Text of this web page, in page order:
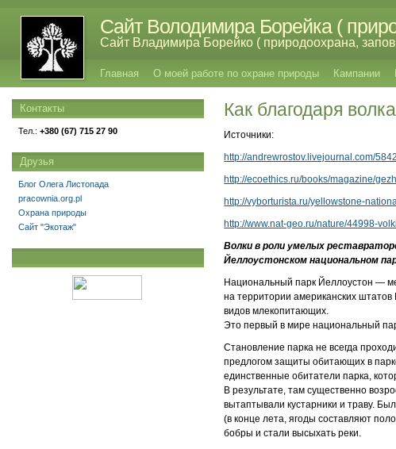
Сайт Володимира Борейка (
Сайт Владимира Борейко ( природоохрана,
Главная О моей работе по охране природы Кампании
Как благодаря
Источники:
http://andrewrostov.livejournal.com/
http://ecoethics.ru/books/magazine/
http://vyborturista.ru/yellowstone-
http://www.nat-geo.ru/nature/44998-
Волки в роли умелых
Йеллоустонском национальном
Национальный парк Йеллоустон —
на территории американских
видов млекопитающих.
Это первый в мире национальный
Становление парка не всегда
предлогом защиты обитающих в
единственные обитатели парка,
В результате, там существенно
вытаптывали кустарники и траву.
(в конце лета, ягоды составляют
бобры и стали высыхать реки.
Контакты
Тел.: +380 (67) 715 27 90
Друзья
Блог Олега Листопада
pracownia.org.pl
Охрана природы
Сайт "Экотаж"